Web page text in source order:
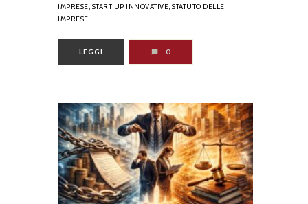
IMPRESE, START UP INNOVATIVE, STATUTO DELLE
IMPRESE
LEGGI 0